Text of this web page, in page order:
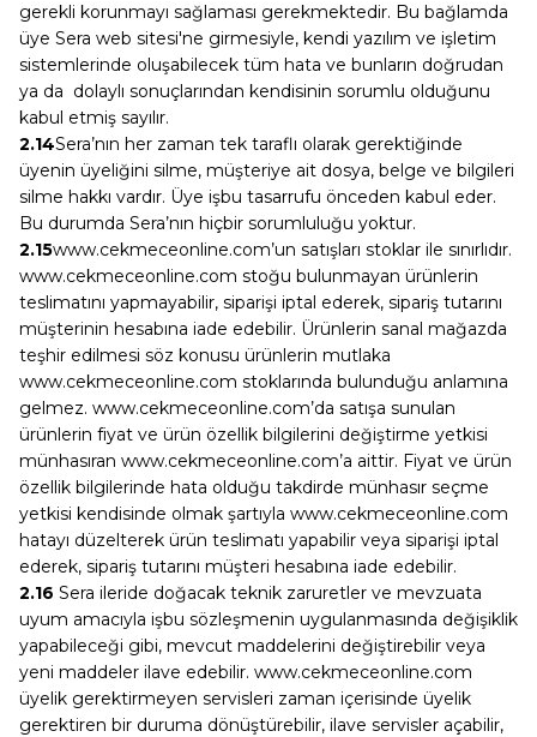
gerekli korunmayı sağlaması gerekmektedir. Bu bağlamda
üye Sera web sitesi'ne girmesiyle, kendi yazılım ve işletim
sistemlerinde oluşabilecek tüm hata ve bunların doğrudan
ya da dolaylı sonuçlarından kendisinin sorumlu olduğunu
kabul etmiş sayılır.
2.14Sera’nın her zaman tek taraflı olarak gerektiğinde
üyenin üyeliğini silme, müşteriye ait dosya, belge ve bilgileri
silme hakkı vardır. Üye işbu tasarrufu önceden kabul eder.
Bu durumda Sera’nın hiçbir sorumluluğu yoktur.
2.15www.cekmeceonline.com’un satışları stoklar ile sınırlıdır.
www.cekmeceonline.com stoğu bulunmayan ürünlerin
teslimatını yapmayabilir, siparişi iptal ederek, sipariş tutarını
müşterinin hesabına iade edebilir. Ürünlerin sanal mağazda
teşhir edilmesi söz konusu ürünlerin mutlaka
www.cekmeceonline.com stoklarında bulunduğu anlamına
gelmez. www.cekmeceonline.com’da satışa sunulan
ürünlerin fiyat ve ürün özellik bilgilerini değiştirme yetkisi
münhasıran www.cekmeceonline.com’a aittir. Fiyat ve ürün
özellik bilgilerinde hata olduğu takdirde münhasır seçme
yetkisi kendisinde olmak şartıyla www.cekmeceonline.com
hatayı düzelterek ürün teslimatı yapabilir veya siparişi iptal
ederek, sipariş tutarını müşteri hesabına iade edebilir.
2.16 Sera ileride doğacak teknik zaruretler ve mevzuata
uyum amacıyla işbu sözleşmenin uygulanmasında değişiklik
yapabileceği gibi, mevcut maddelerini değiştirebilir veya
yeni maddeler ilave edebilir. www.cekmeceonline.com
üyelik gerektirmeyen servisleri zaman içerisinde üyelik
gerektiren bir duruma dönüştürebilir, ilave servisler açabilir,